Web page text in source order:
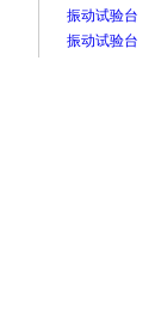
振动试验台
振动试验台